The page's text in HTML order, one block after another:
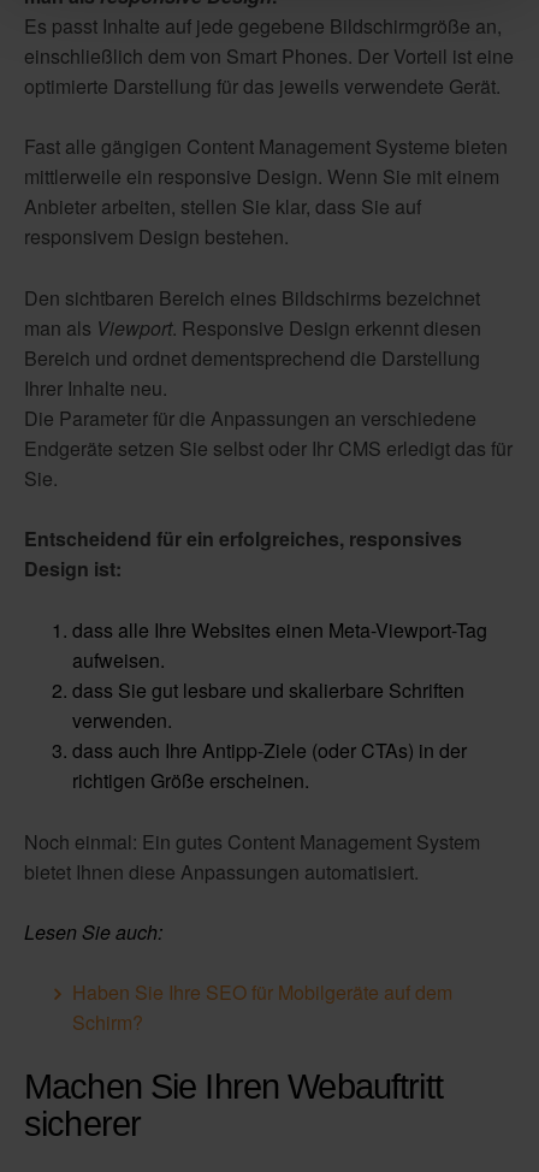
Es passt Inhalte auf jede gegebene Bildschirmgröße an,
einschließlich dem von Smart Phones. Der Vorteil ist eine
optimierte Darstellung für das jeweils verwendete Gerät.
Fast alle gängigen Content Management Systeme bieten
mittlerweile ein responsive Design. Wenn Sie mit einem
Anbieter arbeiten, stellen Sie klar, dass Sie auf
responsivem Design bestehen.
Den sichtbaren Bereich eines Bildschirms bezeichnet
man als Viewport. Responsive Design erkennt diesen
Bereich und ordnet dementsprechend die Darstellung
Ihrer Inhalte neu.
Die Parameter für die Anpassungen an verschiedene
Endgeräte setzen Sie selbst oder Ihr CMS erledigt das für
Sie.
Entscheidend für ein erfolgreiches, responsives
Design ist:
dass alle Ihre Websites einen Meta-Viewport-Tag
aufweisen.
dass Sie gut lesbare und skalierbare Schriften
verwenden.
dass auch Ihre Antipp-Ziele (oder CTAs) in der
richtigen Größe erscheinen.
Noch einmal: Ein gutes Content Management System
bietet Ihnen diese Anpassungen automatisiert.
Lesen Sie auch:
Haben Sie Ihre SEO für Mobilgeräte auf dem
Schirm?
Machen Sie Ihren Webauftritt
sicherer